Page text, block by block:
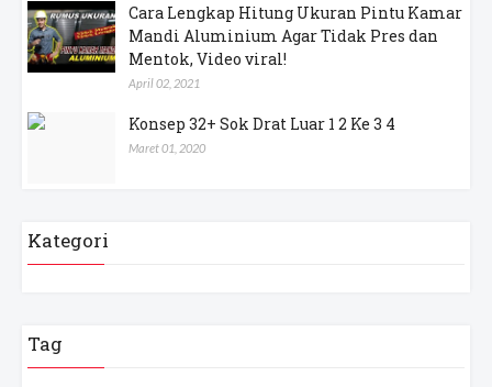
Cara Lengkap Hitung Ukuran Pintu Kamar
Mandi Aluminium Agar Tidak Pres dan
Mentok, Video viral!
April 02, 2021
Konsep 32+ Sok Drat Luar 1 2 Ke 3 4
Maret 01, 2020
Kategori
Tag